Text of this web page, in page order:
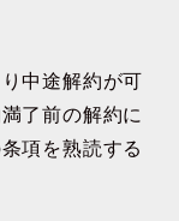
中途解約が可
了前の解約に
項を熟読する